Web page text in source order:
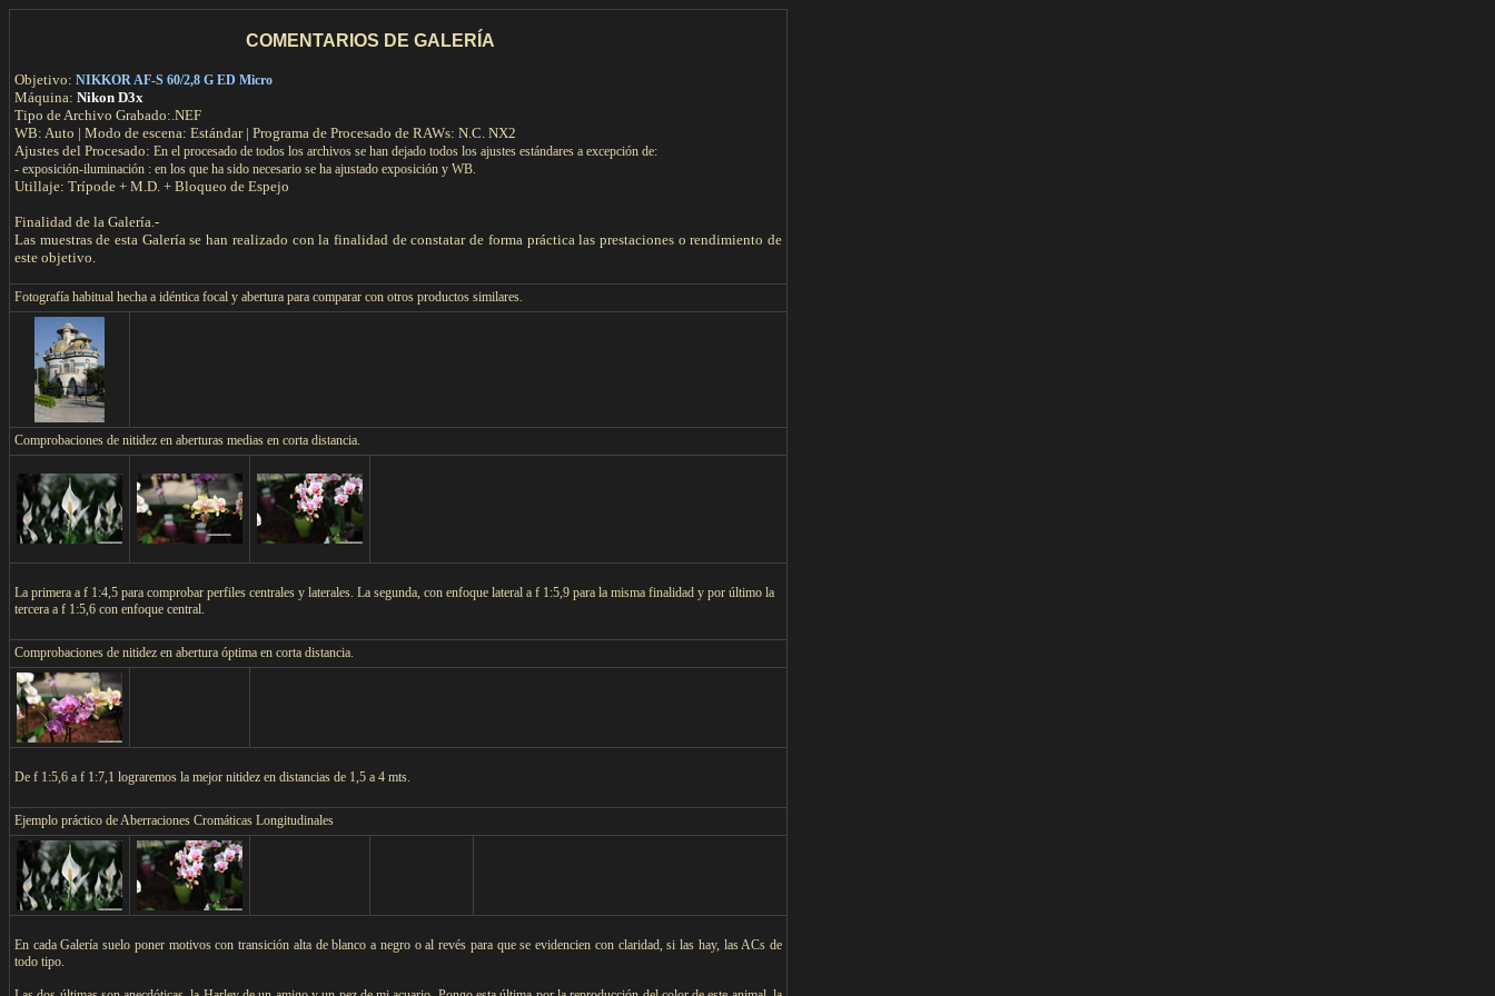
COMENTARIOS DE GALERÍA
Objetivo: NIKKOR AF-S 60/2,8 G ED Micro
Máquina: Nikon D3x
Tipo de Archivo Grabado:.NEF
WB: Auto | Modo de escena: Estándar | Programa de Procesado de RAWs: N.C. NX2
Ajustes del Procesado: En el procesado de todos los archivos se han dejado todos los ajustes estándares a excepción de:
- exposición-iluminación : en los que ha sido necesario se ha ajustado exposición y WB.
Utillaje: Trípode + M.D. + Bloqueo de Espejo
Finalidad de la Galería.-
Las muestras de esta Galería se han realizado con la finalidad de constatar de forma práctica las prestaciones o rendimiento de
este objetivo.
Fotografía habitual hecha a idéntica focal y abertura para comparar con otros productos similares.
Comprobaciones de nitidez en aberturas medias en corta distancia.
La primera a f 1:4,5 para comprobar perfiles centrales y laterales. La segunda, con enfoque lateral a f 1:5,9 para la misma finalidad y por último la
tercera a f 1:5,6 con enfoque central.
Comprobaciones de nitidez en abertura óptima en corta distancia.
De f 1:5,6 a f 1:7,1 lograremos la mejor nitidez en distancias de 1,5 a 4 mts.
Ejemplo práctico de Aberraciones Cromáticas Longitudinales
En cada Galería suelo poner motivos con transición alta de blanco a negro o al revés para que se evidencien con claridad, si las hay, las ACs de
todo tipo.